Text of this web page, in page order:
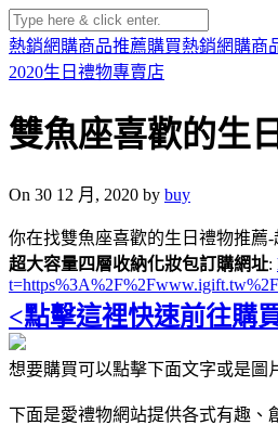
熱銷網購商品推薦購買熱銷網購商
2020生日禮物專賣店
雙魚座喜歡的生
On 30 12 月, 2020 by buy
你在找雙魚座喜歡的生日禮物推薦
超大容量四層收納化妝包訂購網址:
<點擊這裡快速前往購
想要購買可以點擊下面文字或是圖
下面是愛禮物網站提供各式有趣、